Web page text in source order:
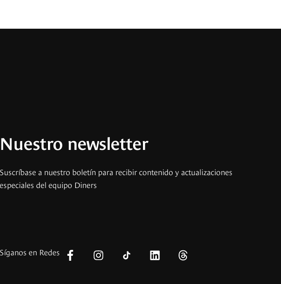
Nuestro newsletter
Suscríbase a nuestro boletín para recibir contenido y actualizaciones
especiales del equipo Diners
Síganos en Redes